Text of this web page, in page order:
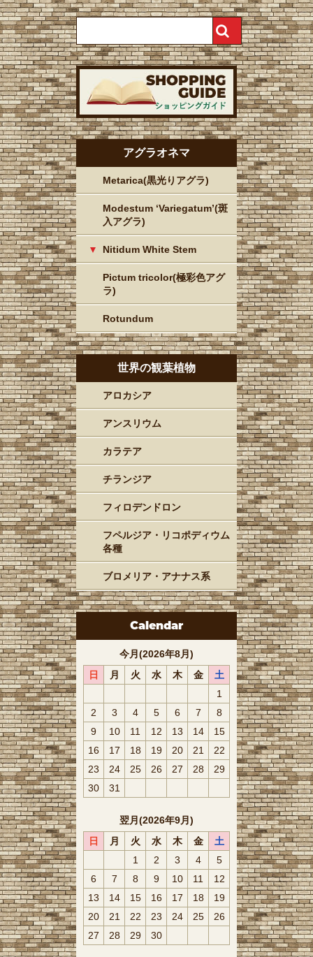
アグラオネマ
Metarica(黒光りアグラ)
Modestum ‘Variegatum’(斑
入アグラ)
Nitidum White Stem
Pictum tricolor(極彩色アグ
ラ)
Rotundum
世界の観葉植物
アロカシア
アンスリウム
カラテア
チランジア
フィロデンドロン
フペルジア・リコポディウム
各種
ブロメリア・アナナス系
Calendar
今月(2026年8月)
日
月 火 水 木 金
土
1
2
3 4 5 6 7
8
9
10 11 12 13 14
15
16
17 18 19 20 21
22
23
24 25 26 27 28
29
30
31
翌月(2026年9月)
日
月 火 水 木 金
土
1
2 3 4
5
6
7 8 9 10 11
12
13
14 15 16 17 18
19
20
21 22 23 24 25
26
27
28 29 30